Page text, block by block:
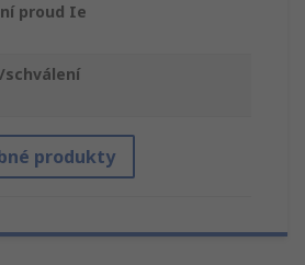
proud Ie
schválení
produkty